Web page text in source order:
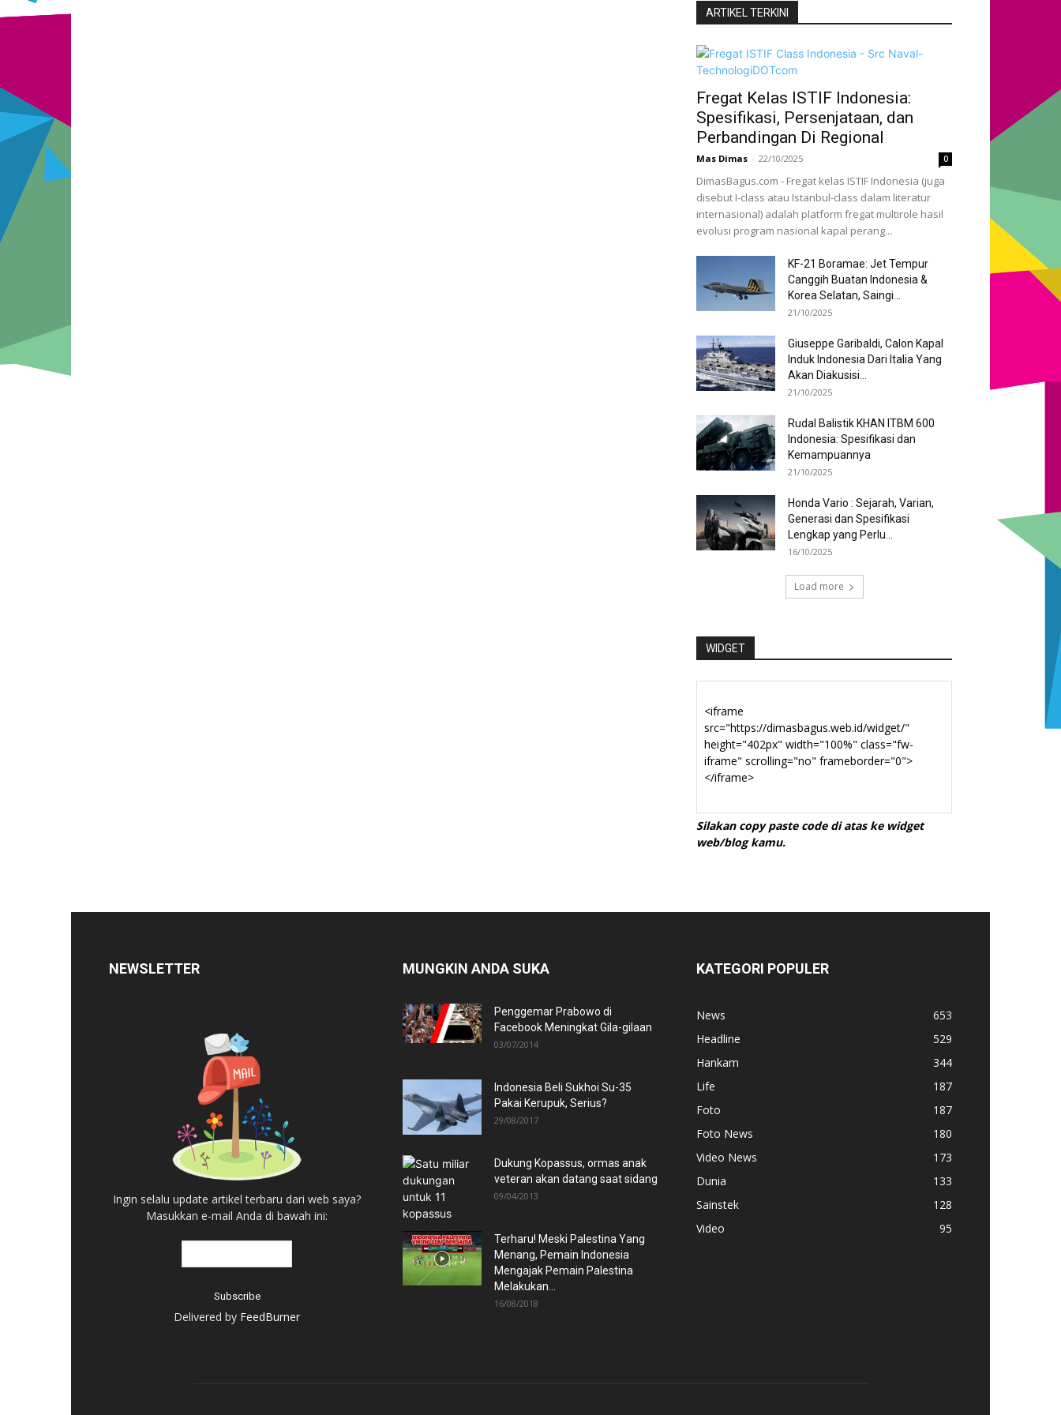
ARTIKEL TERKINI
Fregat Kelas ISTIF Indonesia:
Spesifikasi, Persenjataan, dan
Perbandingan Di Regional
Mas Dimas - 22/10/2025 0
DimasBagus.com - Fregat kelas ISTIF Indonesia (juga
disebut I-class atau Istanbul-class dalam literatur
internasional) adalah platform fregat multirole hasil
evolusi program nasional kapal perang...
KF-21 Boramae: Jet Tempur
Canggih Buatan Indonesia &
Korea Selatan, Saingi...
21/10/2025
Giuseppe Garibaldi, Calon Kapal
Induk Indonesia Dari Italia Yang
Akan Diakusisi...
21/10/2025
Rudal Balistik KHAN ITBM 600
Indonesia: Spesifikasi dan
Kemampuannya
21/10/2025
Honda Vario : Sejarah, Varian,
Generasi dan Spesifikasi
Lengkap yang Perlu...
16/10/2025
Load more
WIDGET
Silakan copy paste code di atas ke widget
web/blog kamu.
NEWSLETTER
Ingin selalu update artikel terbaru dari web saya?
Masukkan e-mail Anda di bawah ini:
Delivered by FeedBurner
MUNGKIN ANDA SUKA
Penggemar Prabowo di
Facebook Meningkat Gila-gilaan
03/07/2014
Indonesia Beli Sukhoi Su-35
Pakai Kerupuk, Serius?
29/08/2017
Dukung Kopassus, ormas anak
veteran akan datang saat sidang
09/04/2013
Terharu! Meski Palestina Yang
Menang, Pemain Indonesia
Mengajak Pemain Palestina
Melakukan...
16/08/2018
KATEGORI POPULER
News
653
Headline
529
Hankam
344
Life
187
Foto
187
Foto News
180
Video News
173
Dunia
133
Sainstek
128
Video
95